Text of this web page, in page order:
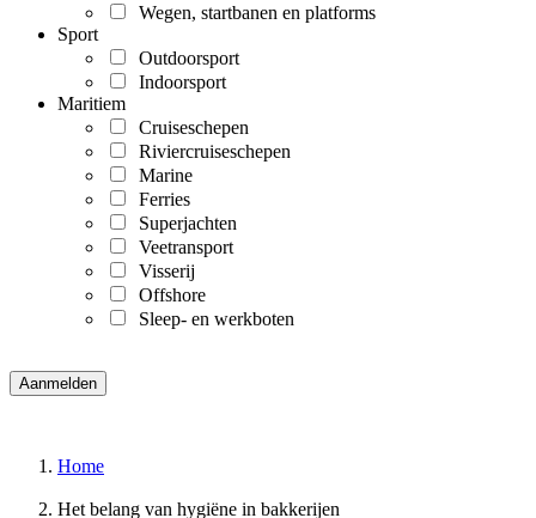
Wegen, startbanen en platforms
Sport
Outdoorsport
Indoorsport
Maritiem
Cruiseschepen
Riviercruiseschepen
Marine
Ferries
Superjachten
Veetransport
Visserij
Offshore
Sleep- en werkboten
Home
Het belang van hygiëne in bakkerijen